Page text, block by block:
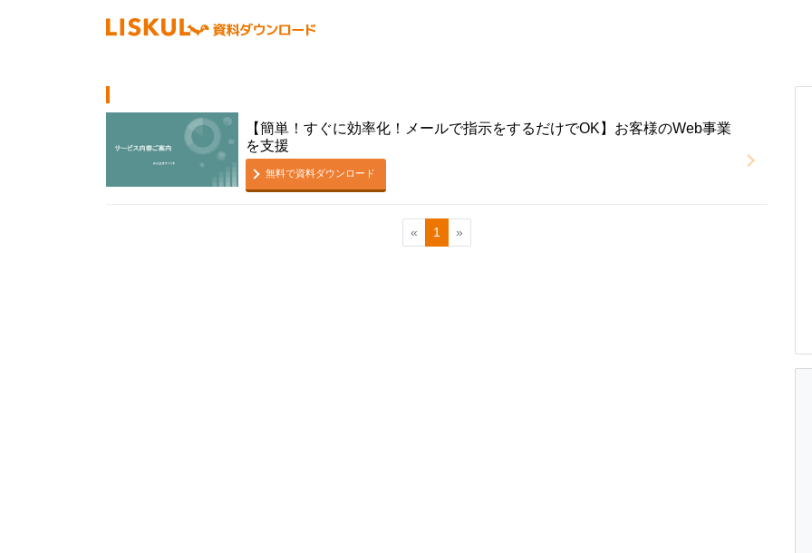
【簡単！すぐに効率化！メールで指示をするだけでOK】お客様のWeb事業
を支援
無料で資料ダウンロード
« 1 »